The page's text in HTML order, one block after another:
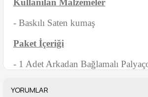
Kullanılan Malzemeler
- Baskılı Saten kumaş
Paket İçeriği
- 1 Adet Arkadan Bağlamalı
YORUMLAR